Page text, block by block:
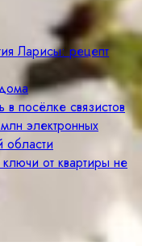
Ларисы: рецепт
посёлке связистов
электронных
от квартиры не